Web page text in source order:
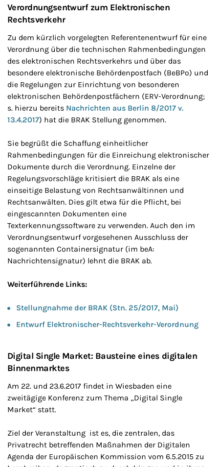
Verordnungsentwurf zum Elektronischen
Rechtsverkehr
Zu dem kürzlich vorgelegten Referentenentwurf für eine
Verordnung über die technischen Rahmenbedingungen
des elektronischen Rechtsverkehrs und über das
besondere elektronische Behördenpostfach (BeBPo) und
die Regelungen zur Einrichtung von besonderen
elektronischen Behördenpostfächern (ERV-Verordnung;
s. hierzu bereits Nachrichten aus Berlin 8/2017 v.
13.4.2017) hat die BRAK Stellung genommen.
Sie begrüßt die Schaffung einheitlicher
Rahmenbedingungen für die Einreichung elektronischer
Dokumente durch die Verordnung. Einzelne der
Regelungsvorschläge kritisiert die BRAK als eine
einseitige Belastung von Rechtsanwältinnen und
Rechtsanwälten. Dies gilt etwa für die Pflicht, bei
eingescannten Dokumenten eine
Texterkennungssoftware zu verwenden. Auch den im
Verordnungsentwurf vorgesehenen Ausschluss der
sogenannten Containersignatur (im beA:
Nachrichtensignatur) lehnt die BRAK ab.
Weiterführende Links:
Stellungnahme der BRAK (Stn. 25/2017, Mai)
Entwurf Elektronischer-Rechtsverkehr-Verordnung
Digital Single Market: Bausteine eines digitalen
Binnenmarktes
Am 22. und 23.6.2017 findet in Wiesbaden eine
zweitägige Konferenz zum Thema „Digital Single
Market“ statt.
Ziel der Veranstaltung ist es, die zentralen, das
Privatrecht betreffenden Maßnahmen der Digitalen
Agenda der Europäischen Kommission vom 6.5.2015 zu